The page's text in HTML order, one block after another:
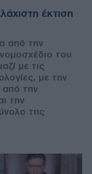
έκτιση
από την
του
με τις
με την
από την
την
της